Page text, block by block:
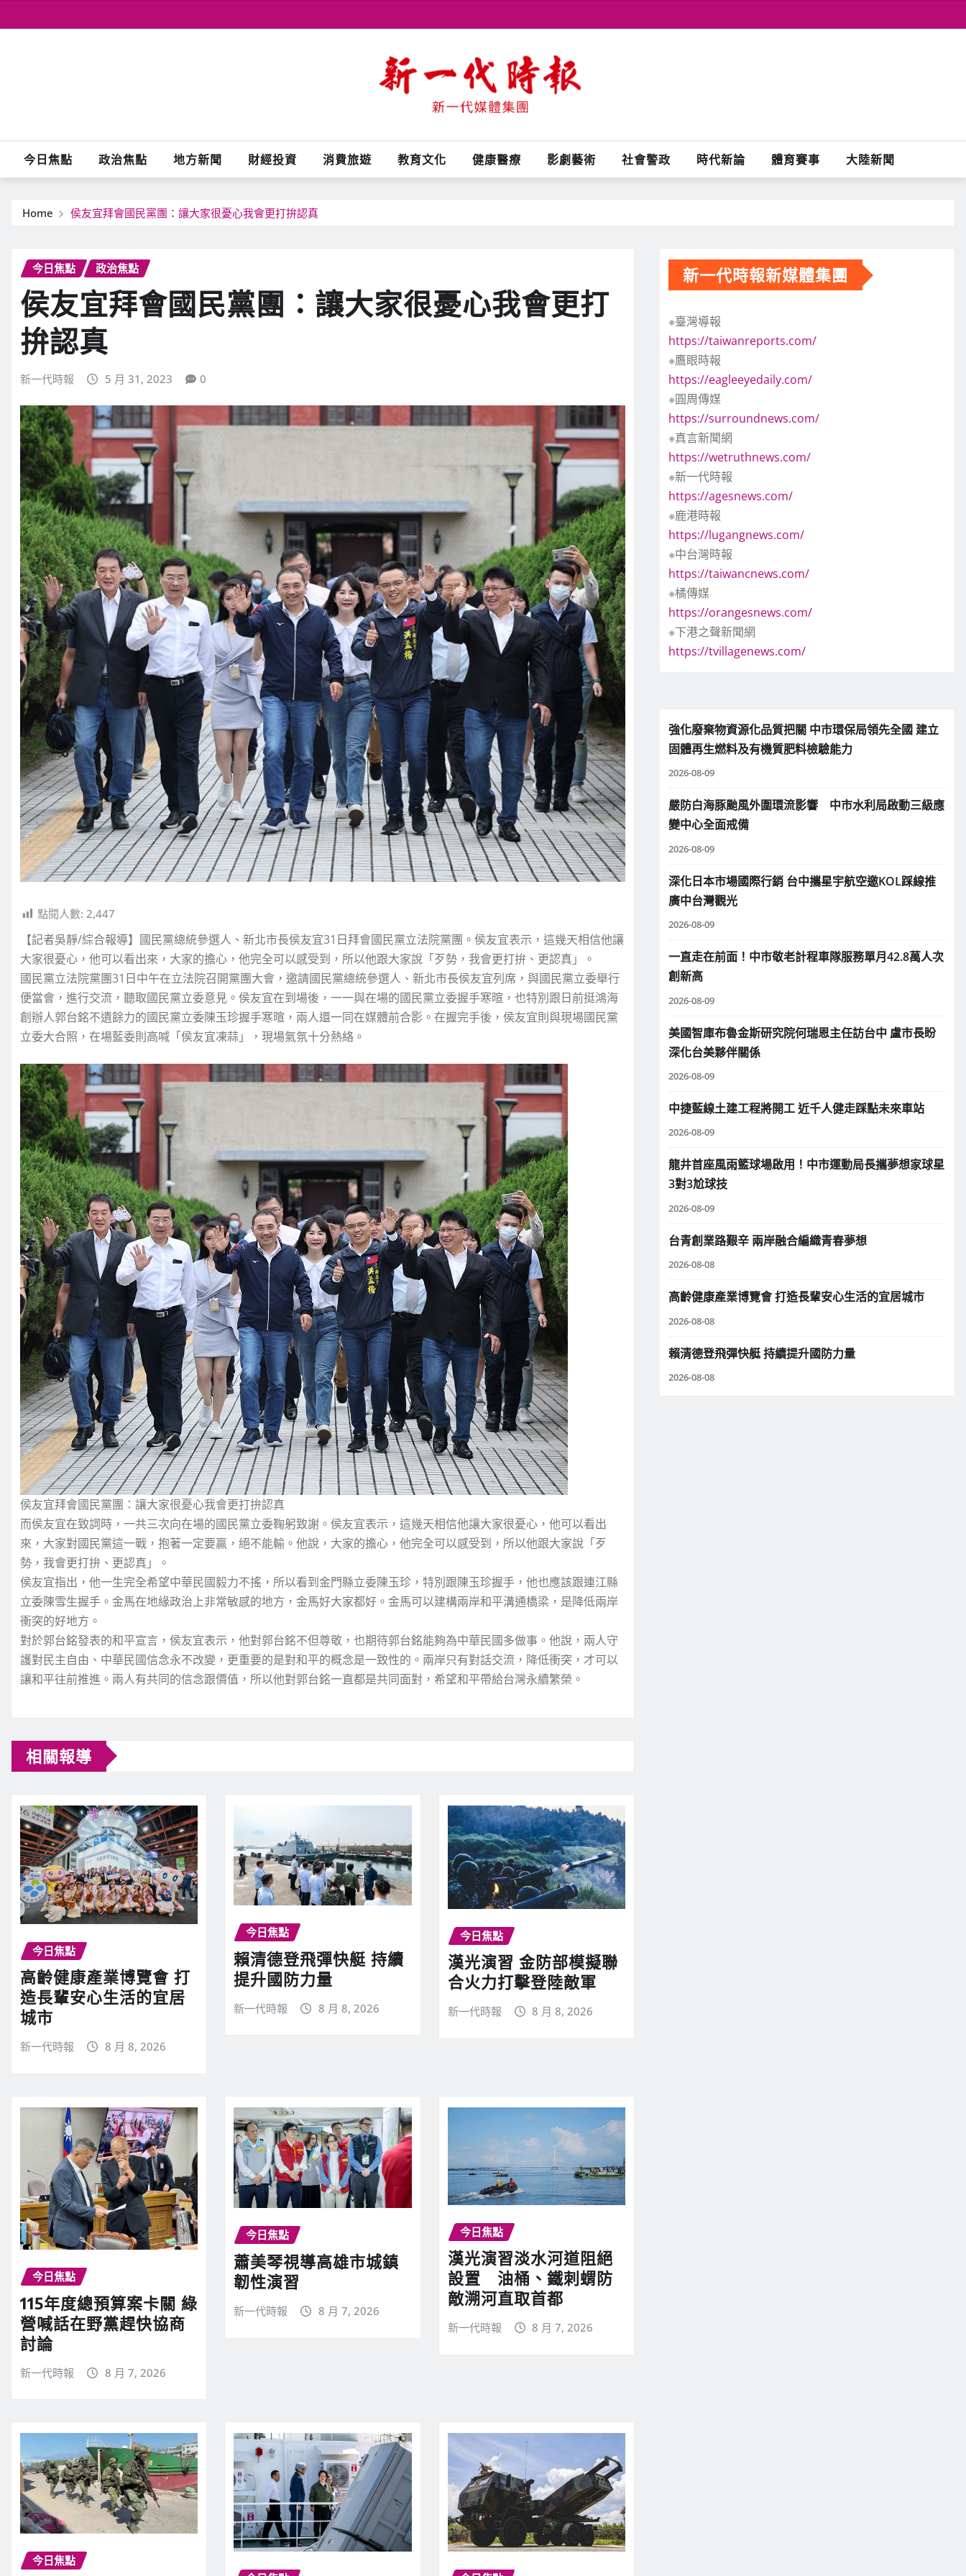
to
今日焦點 政治焦點 地方新聞 財經投資 消費旅遊 教育文化 健康醫療 影劇藝術 社會警政 時代新論 體育賽事 大陸新聞
Home 侯友宜拜會國民黨團：讓大家很憂心我會更打拚認真
今日焦點 政治焦點
侯友宜拜會國民黨團：讓大家很憂心我會更打
拚認真
新一代時報 5 月 31, 2023 0
點閱人數: 2,447
【記者吳靜/綜合報導】國民黨總統參選人、新北市長侯友宜31日拜會國民黨立法院黨團。侯友宜表示，這幾天相信他讓
大家很憂心，他可以看出來，大家的擔心，他完全可以感受到，所以他跟大家說「歹勢，我會更打拚、更認真」。
國民黨立法院黨團31日中午在立法院召開黨團大會，邀請國民黨總統參選人、新北市長侯友宜列席，與國民黨立委舉行
便當會，進行交流，聽取國民黨立委意見。侯友宜在到場後，一一與在場的國民黨立委握手寒暄，也特別跟日前挺鴻海
創辦人郭台銘不遺餘力的國民黨立委陳玉珍握手寒暄，兩人還一同在媒體前合影。在握完手後，侯友宜則與現場國民黨
立委大合照，在場藍委則高喊「侯友宜凍蒜」，現場氣氛十分熱絡。
侯友宜拜會國民黨團：讓大家很憂心我會更打拚認真
而侯友宜在致詞時，一共三次向在場的國民黨立委鞠躬致謝。侯友宜表示，這幾天相信他讓大家很憂心，他可以看出
來，大家對國民黨這一戰，抱著一定要贏，絕不能輸。他說，大家的擔心，他完全可以感受到，所以他跟大家說「歹
勢，我會更打拚、更認真」。
侯友宜指出，他一生完全希望中華民國毅力不搖，所以看到金門縣立委陳玉珍，特別跟陳玉珍握手，他也應該跟連江縣
立委陳雪生握手。金馬在地緣政治上非常敏感的地方，金馬好大家都好。金馬可以建構兩岸和平溝通橋梁，是降低兩岸
衝突的好地方。
對於郭台銘發表的和平宣言，侯友宜表示，他對郭台銘不但尊敬，也期待郭台銘能夠為中華民國多做事。他說，兩人守
護對民主自由、中華民國信念永不改變，更重要的是對和平的概念是一致性的。兩岸只有對話交流，降低衝突，才可以
讓和平往前推進。兩人有共同的信念跟價值，所以他對郭台銘一直都是共同面對，希望和平帶給台灣永續繁榮。
相關報導
今日焦點
高齡健康產業博覽會 打
造長輩安心生活的宜居
城市
新一代時報 8 月 8, 2026
今日焦點
賴清德登飛彈快艇 持續
提升國防力量
新一代時報 8 月 8, 2026
今日焦點
漢光演習 金防部模擬聯
合火力打擊登陸敵軍
新一代時報 8 月 8, 2026
今日焦點
115年度總預算案卡關 綠
營喊話在野黨趕快協商
討論
新一代時報 8 月 7, 2026
今日焦點
蕭美琴視導高雄市城鎮
韌性演習
新一代時報 8 月 7, 2026
今日焦點
漢光演習淡水河道阻絕
設置 油桶、鐵刺蝟防
敵溯河直取首都
新一代時報 8 月 7, 2026
今日焦點
新一代時報新媒體集團
※臺灣導報
https://taiwanreports.com/
※鷹眼時報
https://eagleeyedaily.com/
※圓周傳媒
https://surroundnews.com/
※真言新聞網
https://wetruthnews.com/
※新一代時報
https://agesnews.com/
※鹿港時報
https://lugangnews.com/
※中台灣時報
https://taiwancnews.com/
※橘傳媒
https://orangesnews.com/
※下港之聲新聞網
https://tvillagenews.com/
強化廢棄物資源化品質把關 中市環保局領先全國 建立
固體再生燃料及有機質肥料檢驗能力
2026-08-09
嚴防白海豚颱風外圍環流影響 中市水利局啟動三級應
變中心全面戒備
2026-08-09
深化日本市場國際行銷 台中攜星宇航空邀KOL踩線推
廣中台灣觀光
2026-08-09
一直走在前面！中市敬老計程車隊服務單月42.8萬人次
創新高
2026-08-09
美國智庫布魯金斯研究院何瑞恩主任訪台中 盧市長盼
深化台美夥伴關係
2026-08-09
中捷藍線土建工程將開工 近千人健走踩點未來車站
2026-08-09
龍井首座風雨籃球場啟用！中市運動局長攜夢想家球星
3對3尬球技
2026-08-09
台青創業路艱辛 兩岸融合編織青春夢想
2026-08-08
高齡健康產業博覽會 打造長輩安心生活的宜居城市
2026-08-08
賴清德登飛彈快艇 持續提升國防力量
2026-08-08